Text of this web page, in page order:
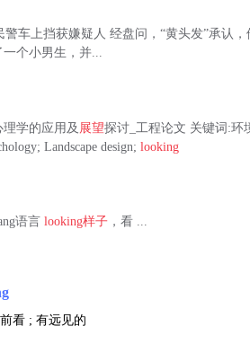
警车上挡获嫌疑人 经盘问，“黄头发”承认
个小男生，并...
学的应用及 展望探讨_工程论文 关键词:环
Landscape design;looking
语言looking样子 ，看 ...
看 ; 有远见的